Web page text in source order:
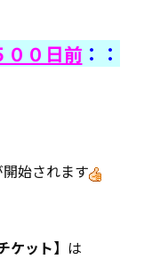
００日前 ：：
始されます
ケット】 は